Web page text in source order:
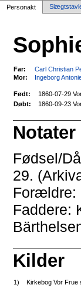
Personakt
Far:
Carl Christian
Mor:
Ingeborg
Født: 1860-07-29
Døbt: 1860-09-23
Notater
Fødsel/
29.
Forældre:
Faddere:
Kilder
1) Kirkebog Vor Frue